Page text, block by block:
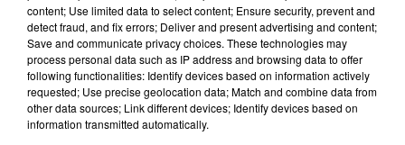
1h42
1h42
ZOE WEES
1h40
1h40
KRIS KROSS
1h37
1h37
content; Use limited data to select content; Ensure security, prevent and
detect fraud, and fix errors; Deliver and present advertising and content;
Save and communicate privacy choices. These technologies may
process personal data such as IP address and browsing data to offer
following functionalities: Identify devices based on information actively
requested; Use precise geolocation data; Match and combine data from
other data sources; Link different devices; Identify devices based on
information transmitted automatically.